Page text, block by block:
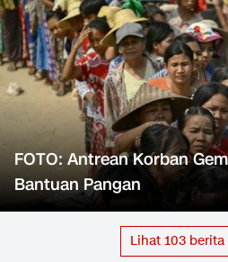
FOTO: Antrean Korban
Bantuan Pangan
Lihat 103